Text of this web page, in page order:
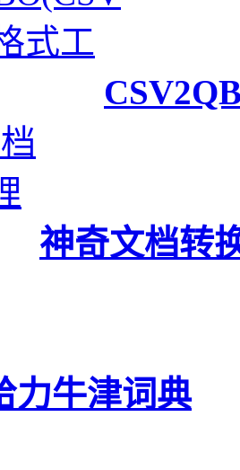
神奇文档转
力牛津词典